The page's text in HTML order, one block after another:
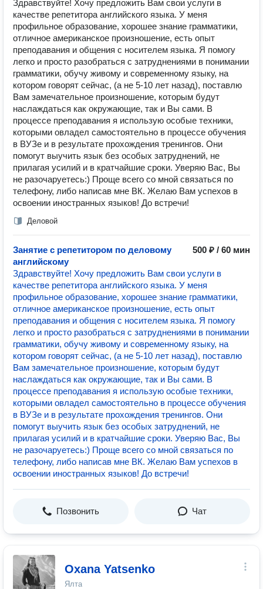
Здравствуйте! Хочу предложить Вам свои услуги в
качестве репетитора английского языка. У меня
профильное образование, хорошее знание грамматики,
отличное американское произношение, есть опыт
преподавания и общения с носителем языка. Я помогу
легко и просто разобраться с затруднениями в понимании
грамматики, обучу живому и современному языку, на
котором говорят сейчас, (а не 5-10 лет назад), поставлю
Вам замечательное произношение, которым будут
наслаждаться как окружающие, так и Вы сами. В
процессе преподавания я использую особые техники,
которыми овладел самостоятельно в процессе обучения
в ВУЗе и в результате прохождения тренингов. Они
помогут выучить язык без особых затруднений, не
прилагая усилий и в кратчайшие сроки. Уверяю Вас, Вы
не разочаруетесь:) Проще всего со мной связаться по
телефону, либо написав мне ВК. Желаю Вам успехов в
освоении иностранных языков! До встречи!
Деловой
Занятие с репетитором по деловому
английскому
500 ₽ / 60 мин
Здравствуйте! Хочу предложить Вам свои услуги в
качестве репетитора английского языка. У меня
профильное образование, хорошее знание грамматики,
отличное американское произношение, есть опыт
преподавания и общения с носителем языка. Я помогу
легко и просто разобраться с затруднениями в понимании
грамматики, обучу живому и современному языку, на
котором говорят сейчас, (а не 5-10 лет назад), поставлю
Вам замечательное произношение, которым будут
наслаждаться как окружающие, так и Вы сами. В
процессе преподавания я использую особые техники,
которыми овладел самостоятельно в процессе обучения
в ВУЗе и в результате прохождения тренингов. Они
помогут выучить язык без особых затруднений, не
прилагая усилий и в кратчайшие сроки. Уверяю Вас, Вы
не разочаруетесь:) Проще всего со мной связаться по
телефону, либо написав мне ВК. Желаю Вам успехов в
освоении иностранных языков! До встречи!
Позвонить Чат
Oxana Yatsenko
Ялта